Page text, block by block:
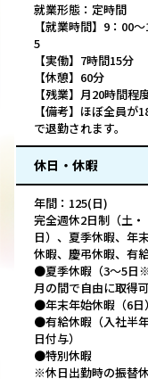
就業形態：定時間
【就業時間】9：00
5
【実働】7時間15分
【休憩】60分
【残業】月20時間程
【備考】ほぼ全員が
で退勤されます。
休日・休暇
年間：125(日)
完全週休2日制（土・
日）、夏季休暇、年
休暇、慶弔休暇、有
●夏季休暇（3～5日
月の間で自由に取得可
●年末年始休暇（6日）
●有給休暇（入社半
日付与）
●特別休暇
※休日出勤時の振替